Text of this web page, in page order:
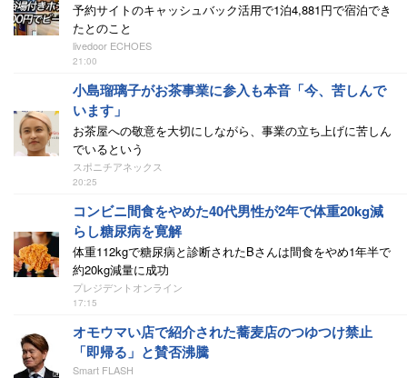
予約サイトのキャッシュバック活用で1泊4,881円で宿泊でき
たとのこと
livedoor ECHOES
21:00
小島瑠璃子がお茶事業に参入も本音「今、苦しんで
います」
お茶屋への敬意を大切にしながら、事業の立ち上げに苦しん
でいるという
スポニチアネックス
20:25
コンビニ間食をやめた40代男性が2年で体重20kg減
らし糖尿病を寛解
体重112kgで糖尿病と診断されたBさんは間食をやめ1年半で
約20kg減量に成功
プレジデントオンライン
17:15
オモウマい店で紹介された蕎麦店のつゆつけ禁止
「即帰る」と賛否沸騰
Smart FLASH